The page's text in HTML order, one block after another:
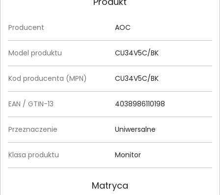
Producent AOC
Model produktu CU34V5C/BK
Kod producenta (MPN) CU34V5C/BK
EAN / GTIN-13 4038986110198
Przeznaczenie Uniwersalne
Klasa produktu Monitor
Matryca